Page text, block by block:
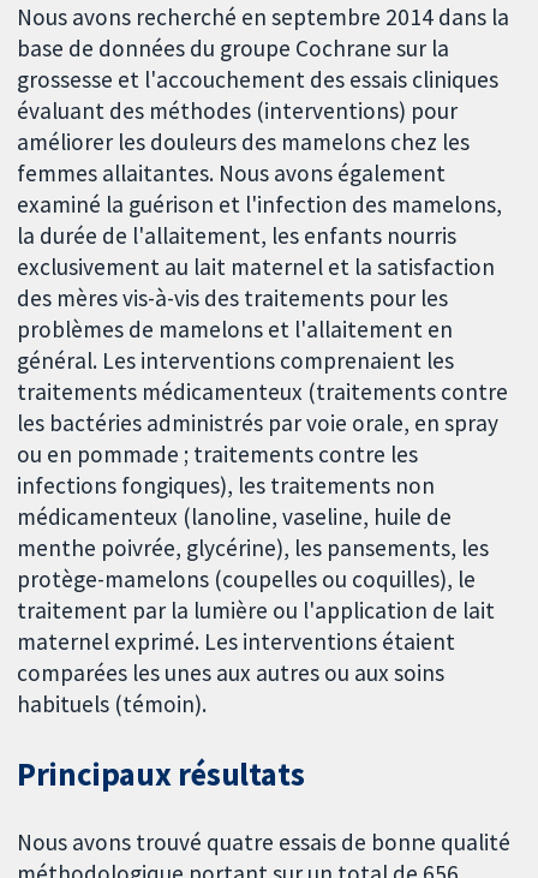
Nous avons recherché en septembre 2014 dans la
base de données du groupe Cochrane sur la
grossesse et l'accouchement des essais cliniques
évaluant des méthodes (interventions) pour
améliorer les douleurs des mamelons chez les
femmes allaitantes. Nous avons également
examiné la guérison et l'infection des mamelons,
la durée de l'allaitement, les enfants nourris
exclusivement au lait maternel et la satisfaction
des mères vis-à-vis des traitements pour les
problèmes de mamelons et l'allaitement en
général. Les interventions comprenaient les
traitements médicamenteux (traitements contre
les bactéries administrés par voie orale, en spray
ou en pommade ; traitements contre les
infections fongiques), les traitements non
médicamenteux (lanoline, vaseline, huile de
menthe poivrée, glycérine), les pansements, les
protège-mamelons (coupelles ou coquilles), le
traitement par la lumière ou l'application de lait
maternel exprimé. Les interventions étaient
comparées les unes aux autres ou aux soins
habituels (témoin).
Principaux résultats
Nous avons trouvé quatre essais de bonne qualité